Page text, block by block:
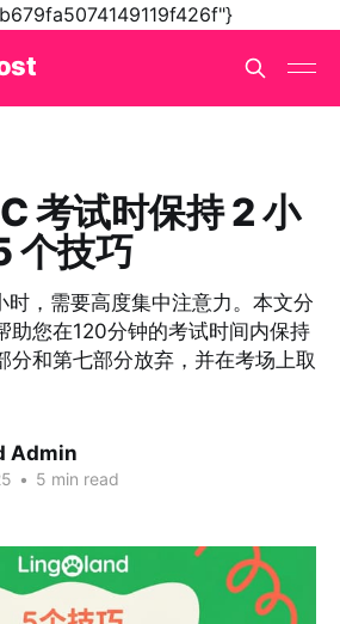
考试时保持 2 小
个技巧
时，需要高度集中注意力。本文分
助您在120分钟的考试时间内保持
分和第七部分放弃，并在考场上取
Admin
• 5 min read